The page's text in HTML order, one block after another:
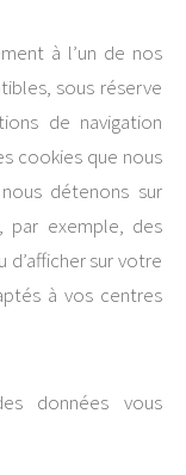
à l’un de nos
sous réserve
de navigation
cookies que nous
détenons sur
par exemple, des
sur votre
à vos centres
données vous